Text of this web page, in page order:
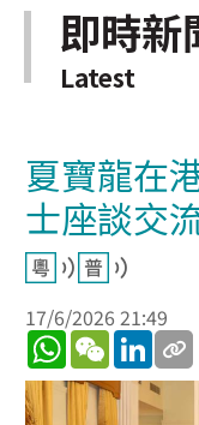
即時新
Latest
夏寶龍在
士座談交
17/6/2026 21:49
WhatsApp
WeChat